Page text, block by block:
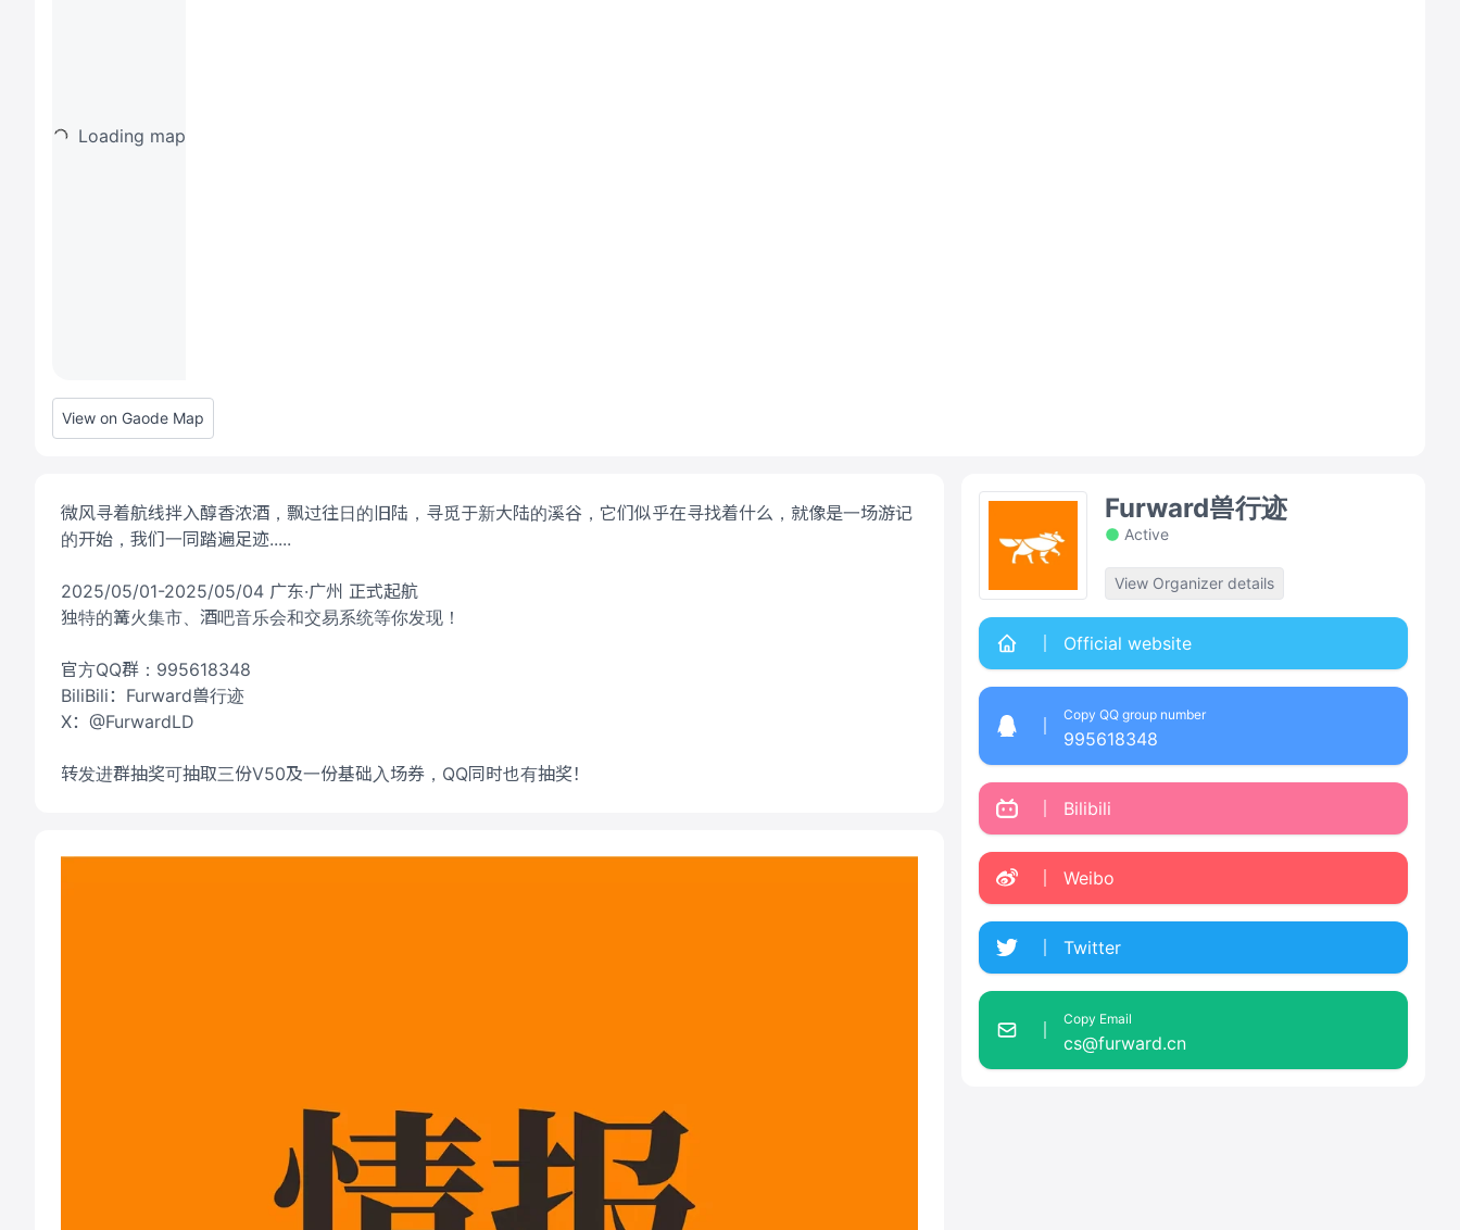
Loading map
View on Gaode Map
微风寻着航线拌入醇香浓酒，飘过往日的旧陆，寻觅于新大陆的溪谷，它们似乎在寻找着什么，就像是一场游记
的开始，我们一同踏遍足迹.....
2025/05/01-2025/05/04 广东·广州 正式起航
独特的篝火集市、酒吧音乐会和交易系统等你发现！
官方QQ群：995618348
BiliBili：Furward兽行迹
X：@FurwardLD
转发进群抽奖可抽取三份V50及一份基础入场券，QQ同时也有抽奖！
Furward兽行迹
Active
View Organizer details
Official website
Copy QQ group number
995618348
Bilibili
Weibo
Twitter
Copy Email
cs@furward.cn